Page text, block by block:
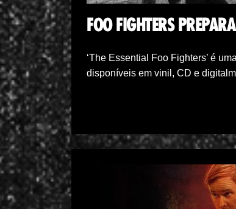
FOO FIGHTERS
‘The Essential Foo Fighters’ é
disponíveis em vinil, CD e